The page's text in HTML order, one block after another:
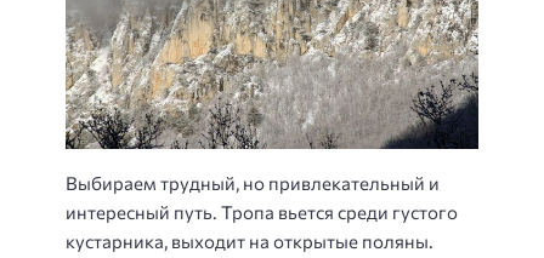
Выбираем трудный, но привлекательный и
интересный путь. Тропа вьется среди густого
кустарника, выходит на открытые поляны.